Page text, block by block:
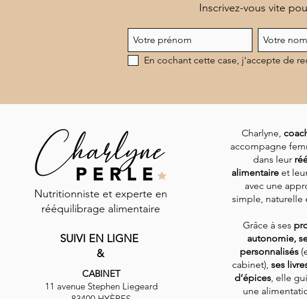
Inscrivez-vous vite
En cochant cette case, j'accepte de
Nutritionniste et experte en
rééquilibrage alimentaire
SUIVI EN LIGNE
&
CABINET
11 avenue Stephen Liegeard
Charlyne,
accompagne
dans leur
alimentaire et
avec une
simple, naturelle
Grâce à ses
autonomie,
personnalisés
cabinet), ses
d’épices, elle
une